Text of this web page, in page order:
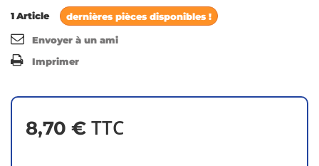
1Article dernières pièces disponibles !
Envoyer à un ami
Imprimer
8,70 € TTC